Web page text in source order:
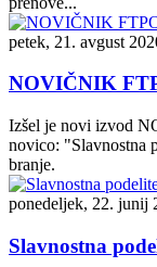
petek, 21. avgust
NOVIČNIK
Izšel je novi izvod
novico: "Slavnostna
branje.
ponedeljek, 22. junij
Slavnostna